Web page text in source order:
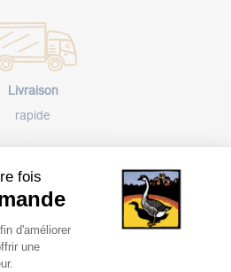
fois
du
d'améliorer
une
Livraison
rapide
Paiement
sécurisé